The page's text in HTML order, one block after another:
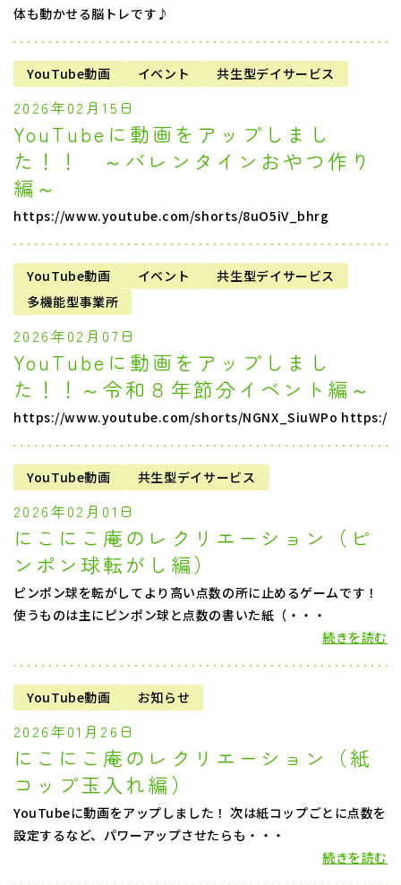
体も動かせる脳トレです♪
YouTube動画 イベント 共生型デイサービス
2026年02月15日
YouTubeに動画をアップしまし
た！！ ～バレンタインおやつ作り
編～
https://www.youtube.com/shorts/8uO5iV_bhrg
YouTube動画 イベント
共生型デイサービス
多機能型事業所
2026年02月07日
YouTubeに動画をアップしまし
た！！～令和８年節分イベント編～
https://www.youtube.com/shorts/NGNX_SiuWPo https:/
YouTube動画 共生型デイサービス
2026年02月01日
にこにこ庵のレクリエーション（ピ
ンポン球転がし編）
ピンポン球を転がしてより高い点数の所に止めるゲームです！
使うものは主にピンポン球と点数の書いた紙（・・・
続きを読む
YouTube動画 お知らせ
2026年01月26日
にこにこ庵のレクリエーション（紙
コップ玉入れ編）
YouTubeに動画をアップしました！ 次は紙コップごとに点数を
設定するなど、パワーアップさせたらも・・・
続きを読む